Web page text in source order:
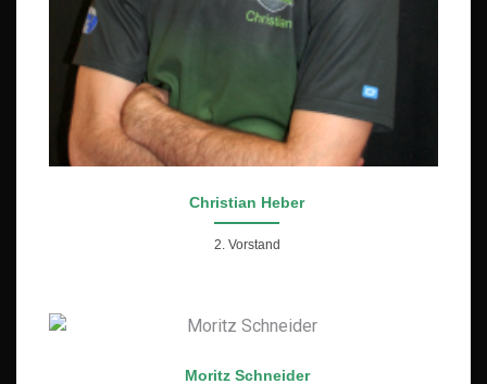
Christian Heber
2. Vorstand
Moritz Schneider